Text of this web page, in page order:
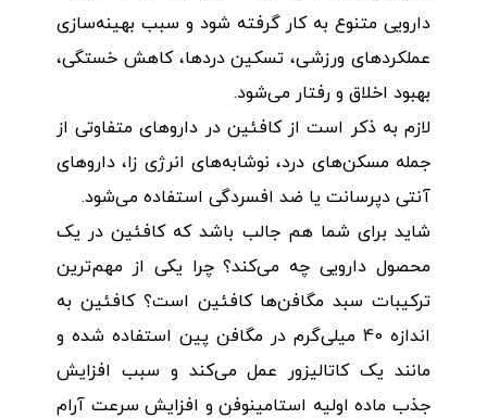
دارویی متنوع به کار گرفته شود و سبب بهینه‌سازی
عملکردهای ورزشی، تسکین دردها، کاهش خستگی،
بهبود اخلاق و رفتار می‌شود.
لازم به ذکر است از کافئین در داروهای متفاوتی از
جمله مسکن‌های درد، نوشابه‌های انرژی زا، داروهای
آنتی دپرسانت یا ضد افسردگی استفاده می‌شود.
شاید برای شما هم جالب باشد که کافئین در یک
محصول دارویی چه می‌کند؟ چرا یکی از مهم‌ترین
ترکیبات سبد مگافن‌ها کافئین است؟ کافئین به
اندازه 40 میلی‌گرم در مگافن پین استفاده شده و
مانند یک کاتالیزور عمل می‌کند و سبب افزایش
جذب ماده اولیه استامینوفن و افزایش سرعت آرام